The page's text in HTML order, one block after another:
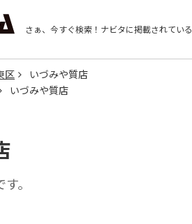
さぁ、今すぐ検索！ ナビタに掲載されている
区
いづみや質店
いづみや質店
。